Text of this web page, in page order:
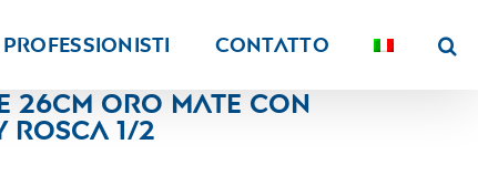
PROFESSIONISTI Contatto
26CM oro mate con
rosca 1/2